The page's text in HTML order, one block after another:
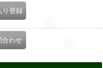
り登録
合わせ